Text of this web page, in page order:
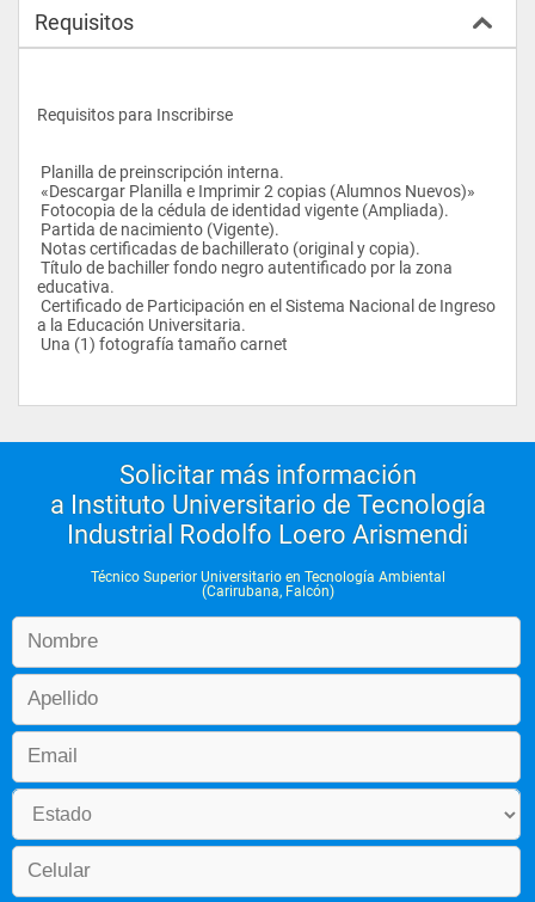
10E53-03 Microbiología General 3 10C36-03
10E54-03 Limnología 3 10C36-03
10E57-03 Estadística II 3 10D46-03
6 10F61-03 Pasantias 0 95 créditos aprob.
Requisitos
Requisitos para Inscribirse
Planilla de preinscripción interna.
«Descargar Planilla e Imprimir 2 copias (Alumnos Nuevos)»
Fotocopia de la cédula de identidad vigente (Ampliada).
Partida de nacimiento (Vigente).
Notas certificadas de bachillerato (original y copia).
educativa.
a la Educación Universitaria.
Una (1) fotografía tamaño carnet
Solicitar más información
a Instituto Universitario de Tecnología
Industrial Rodolfo Loero Arismendi
Técnico Superior Universitario en Tecnología Ambiental
(Carirubana, Falcón)